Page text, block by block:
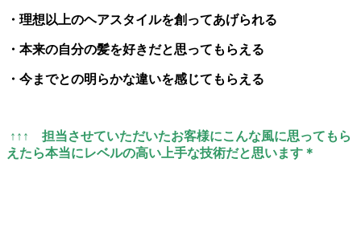
・理想以上のヘアスタイルを創ってあげられる
・本来の自分の髪を好きだと思ってもらえる
・今までとの明らかな違いを感じてもらえる
↑↑↑ 担当させていただいたお客様にこんな風に思ってもら
えたら本当にレベルの高い上手な技術だと思います＊